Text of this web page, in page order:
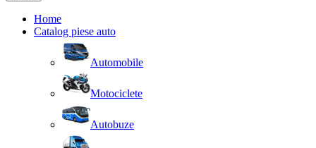
Home
Catalog piese auto
Automobile
Motociclete
Autobuze